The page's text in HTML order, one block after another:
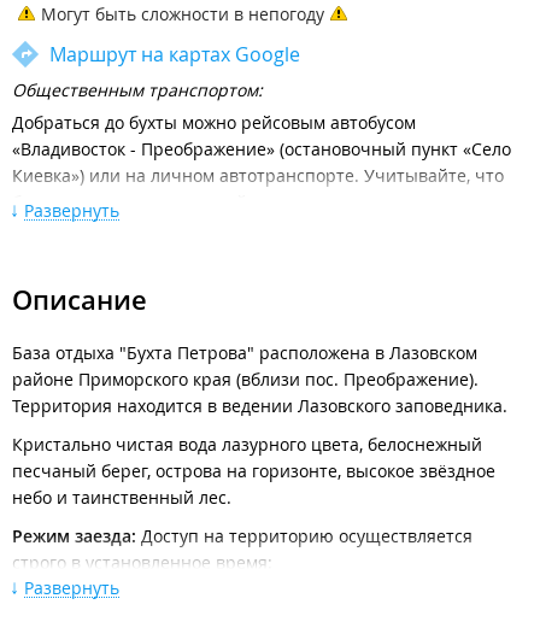
Могут быть сложности в непогоду
Маршрут на картах Google
Общественным транспортом:
Добраться до бухты можно рейсовым автобусом
«Владивосток - Преображение» (остановочный пункт «Село
Киевка») или на личном автотранспорте. Учитывайте, что
бухта находится в охранной зоне заповедника.
пропуск, подавая заявку на отдых.
В Лазо на Т-образном перекрестке сверните направо - на
Преображение. Выехав на грунтовое покрытие и проехав
три деревни (не забывайте соблюдать скоростной режим,
перекрестка. Прямо — дорога в деревню Киевка. Ваш путь
лежит налево, в сторону Преображения — до
указателя «Комплекс семейного отдыха «Бухта Петрова».
Получите пропуск, назвав свою фамилию, и еще 3 км. по
территории заповедника, любуясь невероятной нетронутой
природой Приморского края.
Развернуть
Описание
База отдыха "Бухта Петрова" расположена в Лазовском
районе Приморского края (вблизи пос. Преображение).
Территория находится в ведении Лазовского заповедника.
Кристально чистая вода лазурного цвета, белоснежный
песчаный берег, острова на горизонте, высокое звёздное
небо и таинственный лес.
Режим заезда: Доступ на территорию осуществляется
строго в установленное время:
С09:00
Развернуть